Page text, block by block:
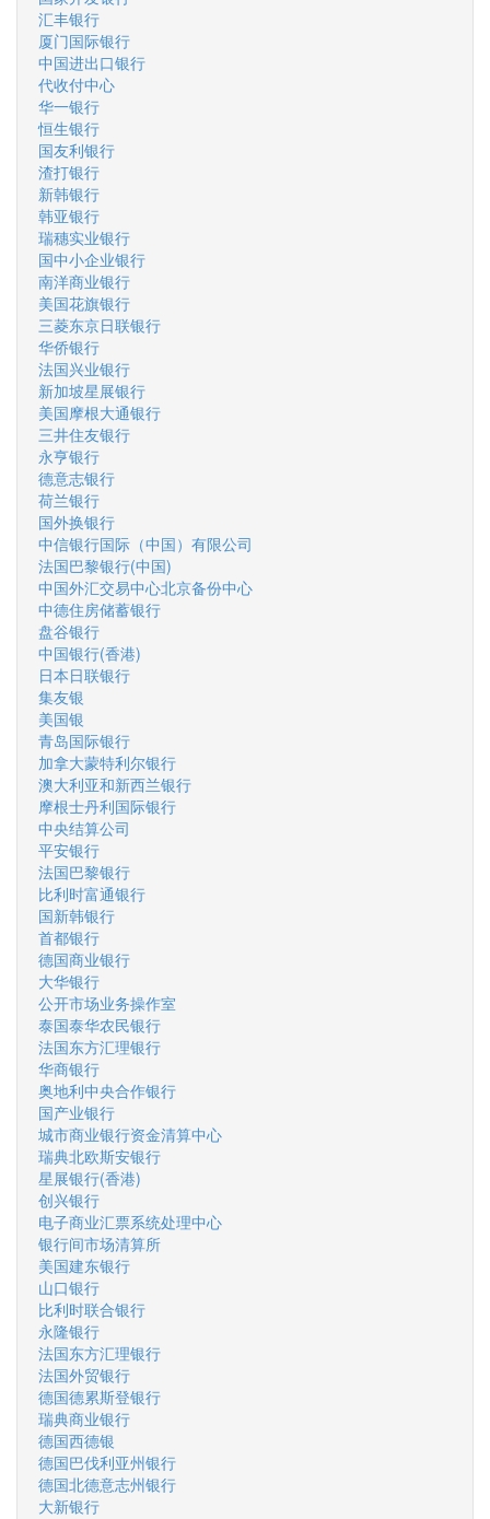
汇丰银行
厦门国际银行
中国进出口银行
代收付中心
华一银行
恒生银行
国友利银行
渣打银行
新韩银行
韩亚银行
瑞穗实业银行
国中小企业银行
南洋商业银行
美国花旗银行
三菱东京日联银行
华侨银行
法国兴业银行
新加坡星展银行
美国摩根大通银行
三井住友银行
永亨银行
德意志银行
荷兰银行
国外换银行
中信银行国际（中国）有限公司
法国巴黎银行(中国)
中国外汇交易中心北京备份中心
中德住房储蓄银行
盘谷银行
中国银行(香港)
日本日联银行
集友银
美国银
青岛国际银行
加拿大蒙特利尔银行
澳大利亚和新西兰银行
摩根士丹利国际银行
中央结算公司
平安银行
法国巴黎银行
比利时富通银行
国新韩银行
首都银行
德国商业银行
大华银行
公开市场业务操作室
泰国泰华农民银行
法国东方汇理银行
华商银行
奥地利中央合作银行
国产业银行
城市商业银行资金清算中心
瑞典北欧斯安银行
星展银行(香港)
创兴银行
电子商业汇票系统处理中心
银行间市场清算所
美国建东银行
山口银行
比利时联合银行
永隆银行
法国东方汇理银行
法国外贸银行
德国德累斯登银行
瑞典商业银行
德国西德银
德国巴伐利亚州银行
德国北德意志州银行
大新银行